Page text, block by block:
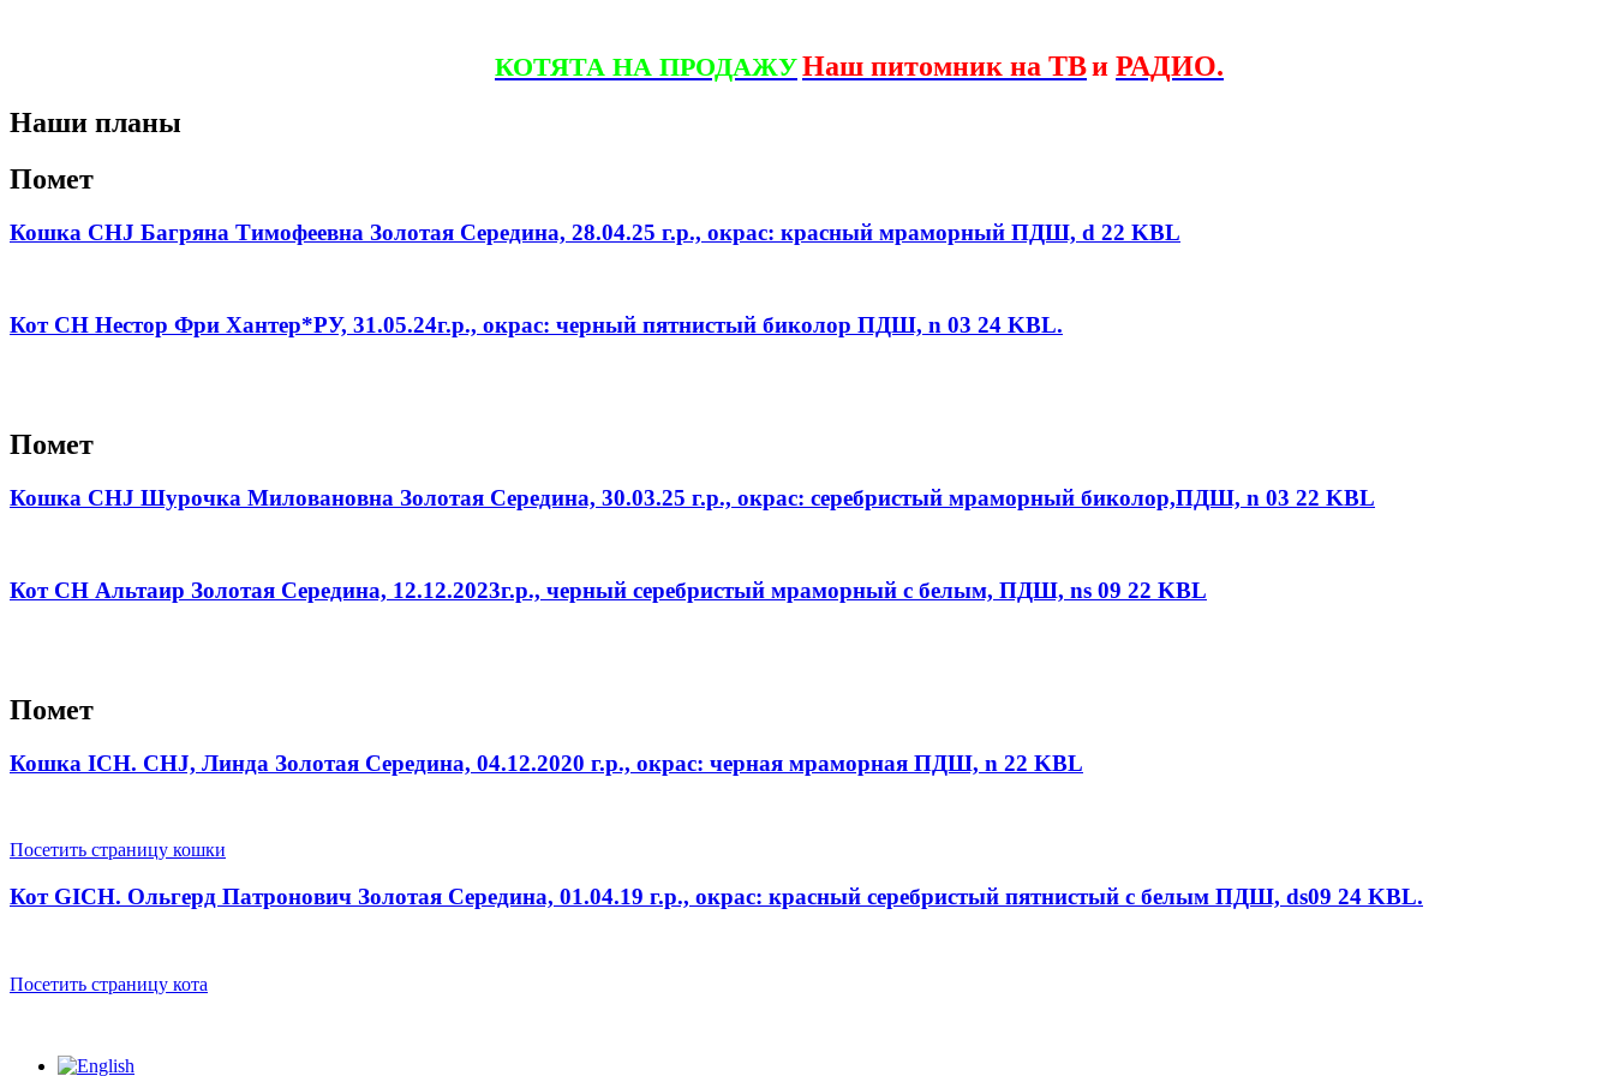
КОТЯТА НА ПРОДАЖУНаш питомник на ТВи РАДИО.
Наши планы
Помет
Кошка CHJ Багряна Тимофеевна Золотая Середина, 28.04.25 г.р., окрас: красный мраморный ПДШ, d 22 KBL
Кот CH Нестор Фри Хантер*РУ, 31.05.24г.р., окрас: черный пятнистый биколор ПДШ, n 03 24 KBL.
Помет
Кошка CHJ Шурочка Миловановна Золотая Середина, 30.03.25 г.р., окрас: серебристый мраморный биколор,ПДШ, n 03 22 KBL
Кот CH Альтаир Золотая Середина, 12.12.2023г.р., черный серебристый мраморный с белым, ПДШ, ns 09 22 KBL
Помет
Кошка ICH. CHJ, Линда Золотая Середина, 04.12.2020 г.р., окрас: черная мраморная ПДШ, n 22 KBL
Посетить страницу кошки
Кот GICH. Ольгерд Патронович Золотая Середина, 01.04.19 г.р., окрас: красный серебристый пятнистый с белым ПДШ, ds09 24 KBL.
Посетить страницу кота